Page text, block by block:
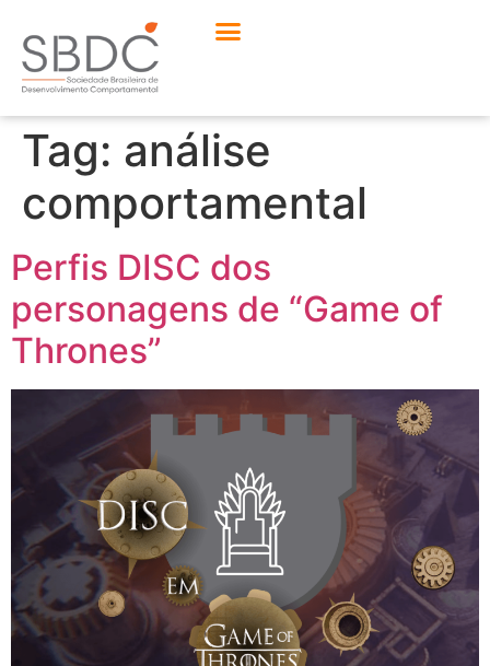
Tag: análise
comportamental
Perfis DISC dos
personagens de “Game of
Thrones”